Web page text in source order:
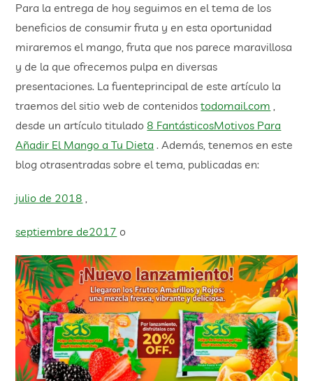
Para la entrega de hoy seguimos en el tema de los
beneficios de consumir fruta y en esta oportunidad
miraremos el mango, fruta que nos parece maravillosa
y de la que ofrecemos pulpa en diversas
presentaciones. La fuenteprincipal de este artículo la
traemos del sitio web de contenidostodomail.com ,
desde un artículo titulado 8 FantásticosMotivos Para
Añadir El Mango a Tu Dieta . Además, tenemos en este
blog otrasentradas sobre el tema, publicadas en:
julio de 2018 ,
septiembre de2017 o